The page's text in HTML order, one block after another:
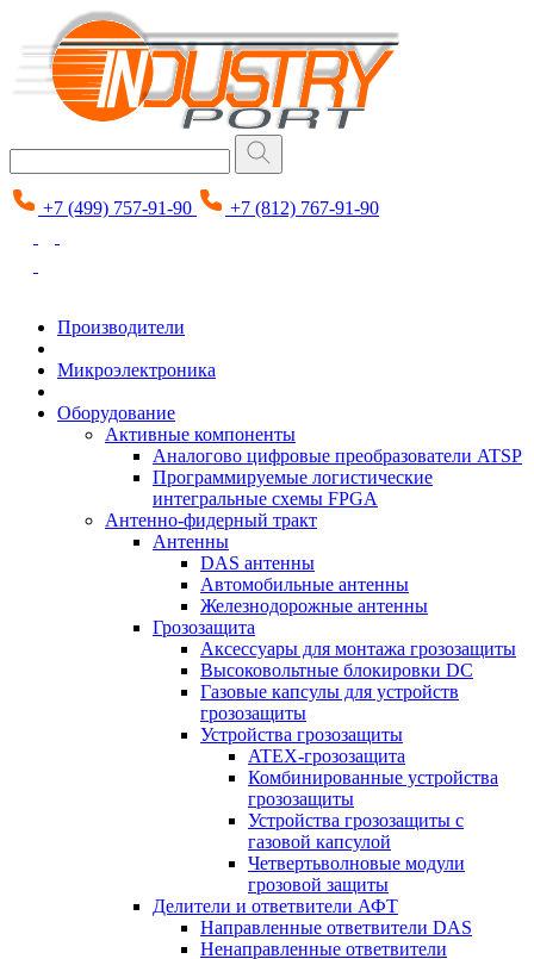
+7 (499) 757-91-90 +7 (812) 767-91-90
Производители
Микроэлектроника
Оборудование
Активные компоненты
Аналогово цифровые преобразователи ATSP
Программируемые логистические
интегральные схемы FPGA
Антенно-фидерный тракт
Антенны
DAS антенны
Автомобильные антенны
Железнодорожные антенны
Грозозащита
Аксессуары для монтажа грозозащиты
Высоковольтные блокировки DC
Газовые капсулы для устройств
грозозащиты
Устройства грозозащиты
ATEX-грозозащита
Комбинированные устройства
грозозащиты
Устройства грозозащиты с
газовой капсулой
Четвертьволновые модули
грозовой защиты
Делители и ответвители АФТ
Направленные ответвители DAS
Ненаправленные ответвители